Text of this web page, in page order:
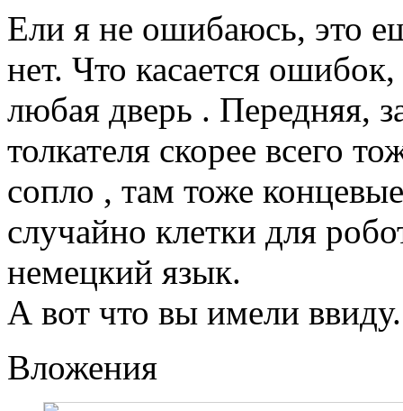
Ели я не ошибаюсь, это
нет. Что касается
любая дверь . Передняя,
толкателя скорее всего
сопло , там тоже
случайно клетки для
немецкий язык.
А вот что вы имели ввиду.
Вложения